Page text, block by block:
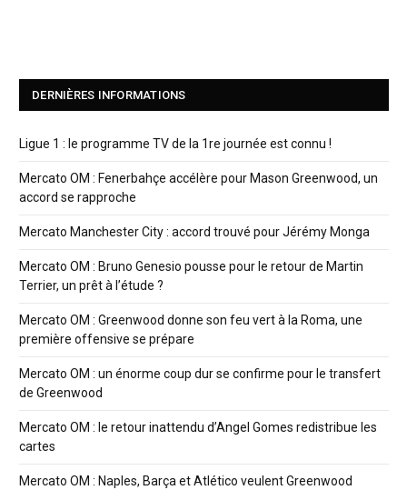
DERNIÈRES INFORMATIONS
Ligue 1 : le programme TV de la 1re journée est connu !
Mercato OM : Fenerbahçe accélère pour Mason Greenwood, un
accord se rapproche
Mercato Manchester City : accord trouvé pour Jérémy Monga
Mercato OM : Bruno Genesio pousse pour le retour de Martin
Terrier, un prêt à l’étude ?
Mercato OM : Greenwood donne son feu vert à la Roma, une
première offensive se prépare
Mercato OM : un énorme coup dur se confirme pour le transfert
de Greenwood
Mercato OM : le retour inattendu d’Angel Gomes redistribue les
cartes
Mercato OM : Naples, Barça et Atlético veulent Greenwood